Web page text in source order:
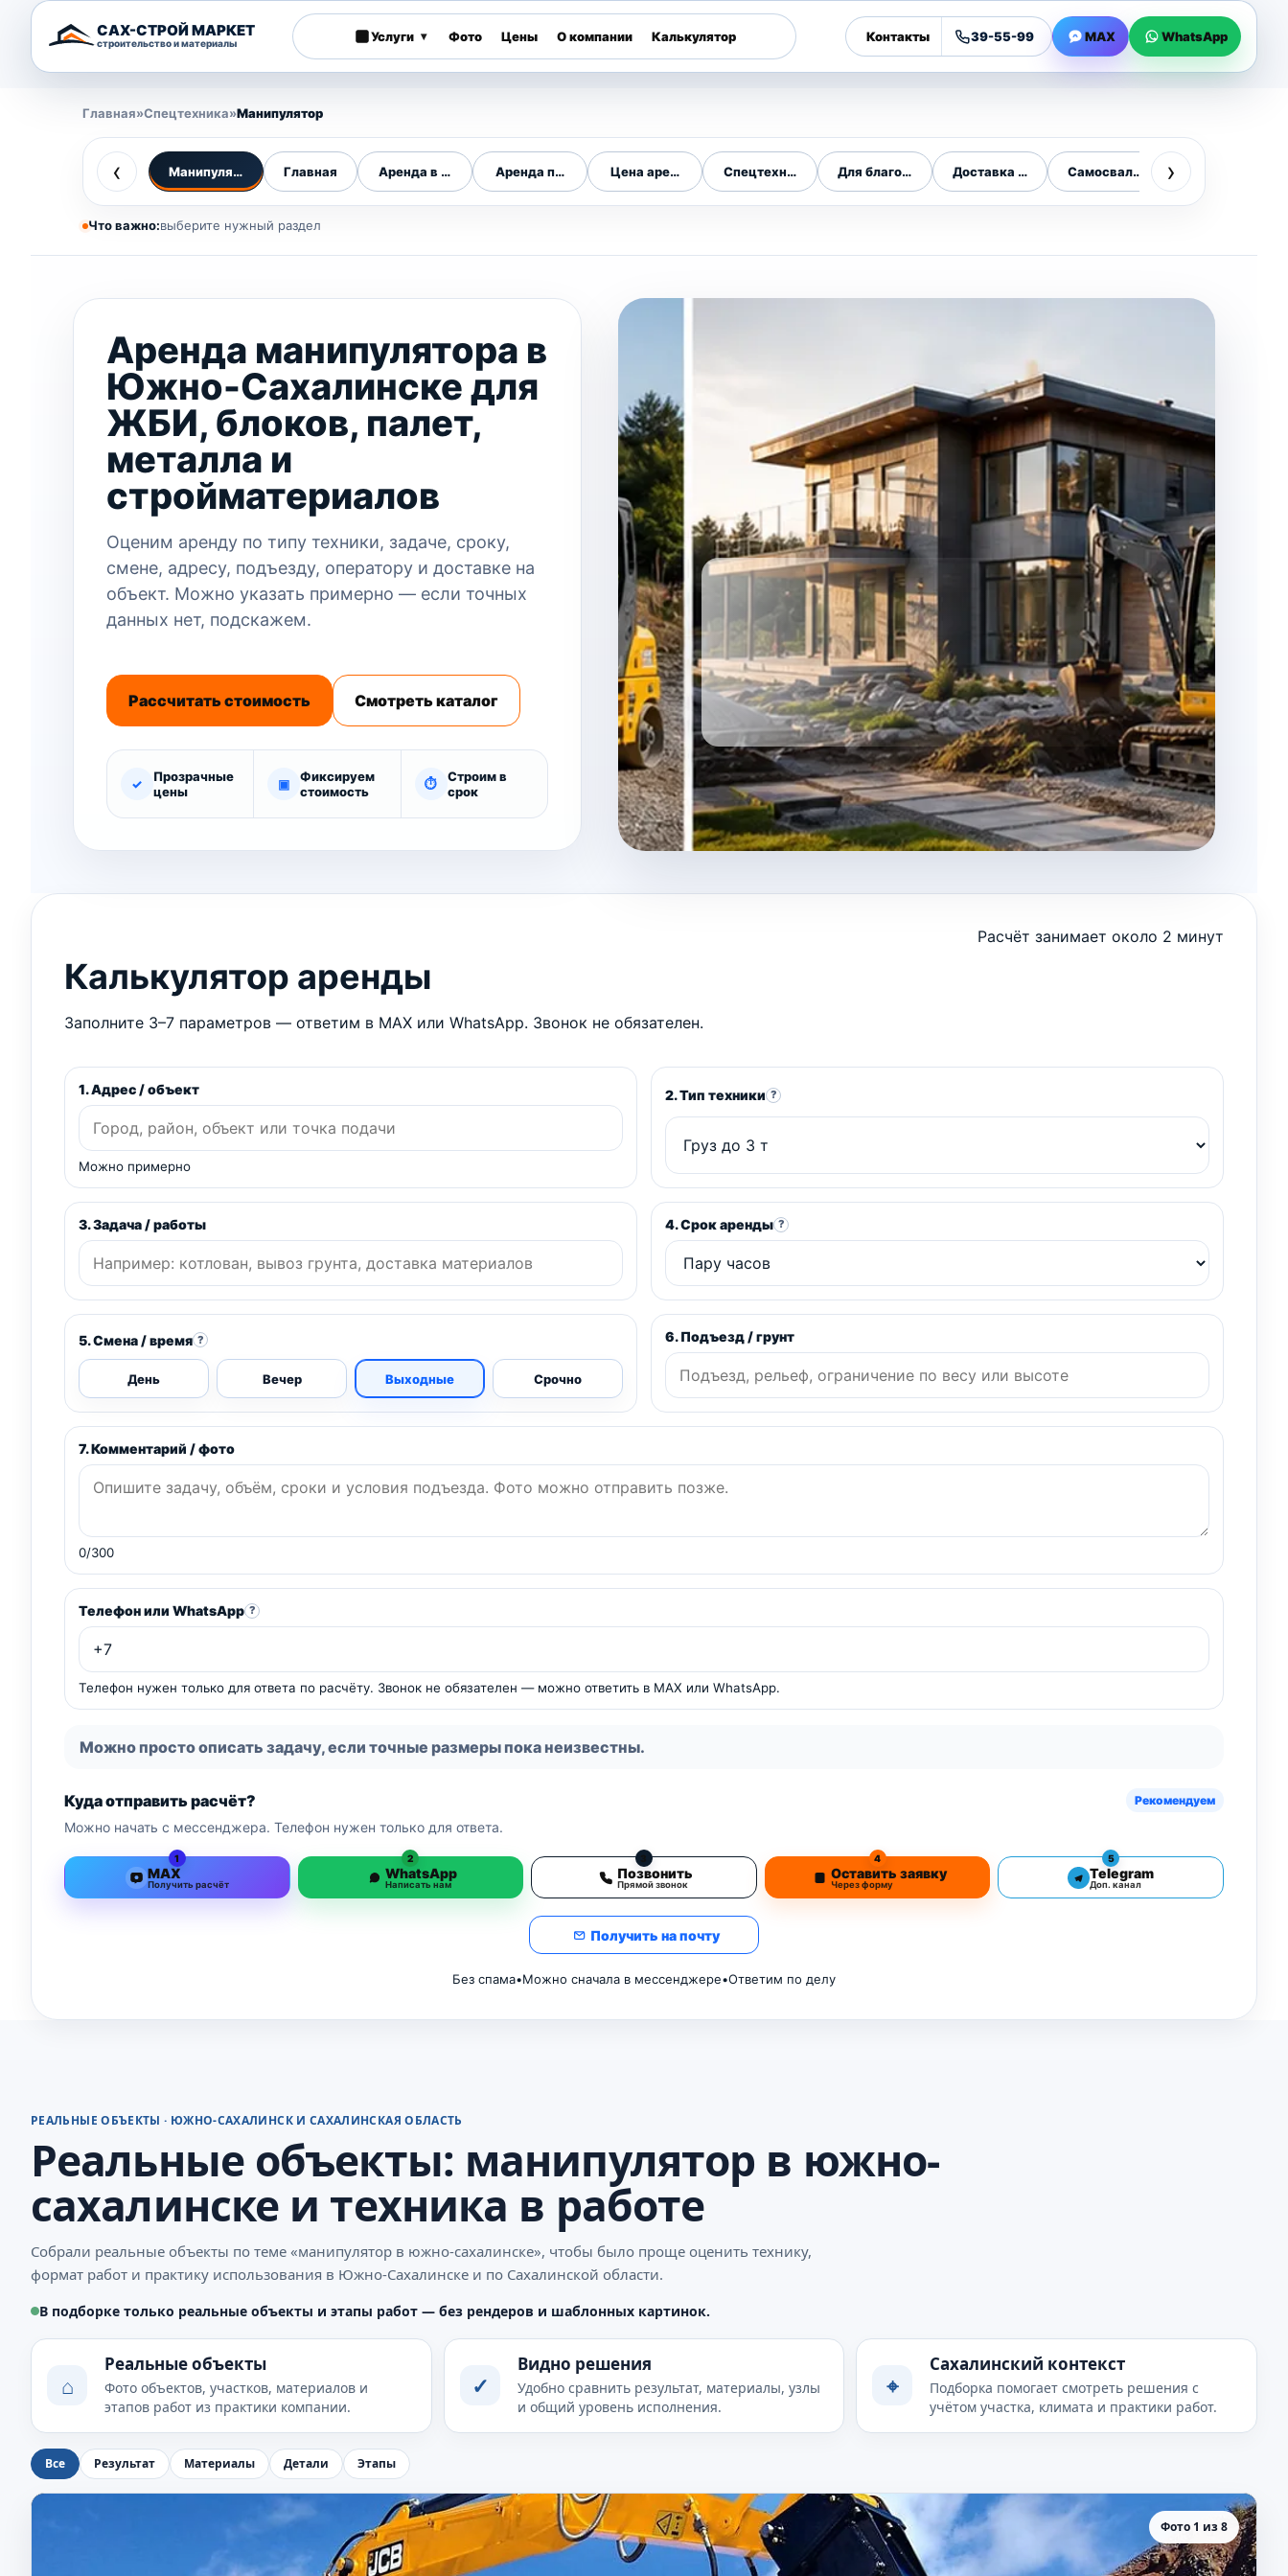
САХ-СТРОЙ МАРКЕТ
строительство и материалы Услуги ▾ Фото Цены О компании Калькулятор Контакты 39-55-99 MAX WhatsApp
Главная»Спецтехника»Манипулятор
‹ Манипулятор Главная Аренда в городе Аренда по областиЦена аренды Спецтехника для Для благоустройстваДоставка техникиСамосвалы Цена
›
Что важно:выберите нужный раздел
Аренда манипулятора в
Южно-Сахалинске для
ЖБИ, блоков, палет,
металла и
стройматериалов
Оценим аренду по типу техники, задаче, сроку,
смене, адресу, подъезду, оператору и доставке на
объект. Можно указать примерно — если точных
данных нет, подскажем.
Рассчитать стоимость Смотреть каталог
✓
Прозрачные
цены
▣
Фиксируем
стоимость
⏱
Строим в
срок
Калькулятор аренды
Заполните 3–7 параметров — ответим в MAX или WhatsApp. Звонок не обязателен.
Расчёт занимает около 2 минут
1. Адрес / объект
Можно примерно
2. Тип техники ?
3. Задача / работы 4. Срок аренды ?
5. Смена / время ?
День Вечер Выходные Срочно
6. Подъезд / грунт
7. Комментарий / фото
0/300
Телефон или WhatsApp ?
Телефон нужен только для ответа по расчёту. Звонок не обязателен — можно ответить в MAX или WhatsApp.
Можно просто описать задачу, если точные размеры пока неизвестны.
Куда отправить расчёт? Рекомендуем
Можно начать с мессенджера. Телефон нужен только для ответа.
1
MAX
Получить расчёт
2
WhatsApp
Написать нам
3
Позвонить
Прямой звонок
4
Оставить заявку
Через форму
5
Telegram
Доп. канал
Получить на почту
Без спама•Можно сначала в мессенджере•Ответим по делу
РЕАЛЬНЫЕ ОБЪЕКТЫ · ЮЖНО-САХАЛИНСК И САХАЛИНСКАЯ ОБЛАСТЬ
Реальные объекты: манипулятор в южно-
сахалинске и техника в работе
Собрали реальные объекты по теме «манипулятор в южно-сахалинске», чтобы было проще оценить технику,
формат работ и практику использования в Южно-Сахалинске и по Сахалинской области.
В подборке только реальные объекты и этапы работ — без рендеров и шаблонных картинок.
⌂
Реальные объекты
Фото объектов, участков, материалов и
этапов работ из практики компании.
✓
Видно решения
Удобно сравнить результат, материалы, узлы
и общий уровень исполнения.
⌖
Сахалинский контекст
Подборка помогает смотреть решения с
учётом участка, климата и практики работ.
Все Результат Материалы Детали Этапы
Фото 1 из 8